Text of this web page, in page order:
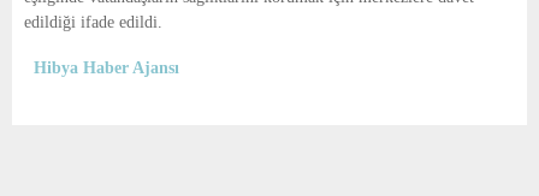
edildiği ifade edildi.
Hibya Haber Ajansı